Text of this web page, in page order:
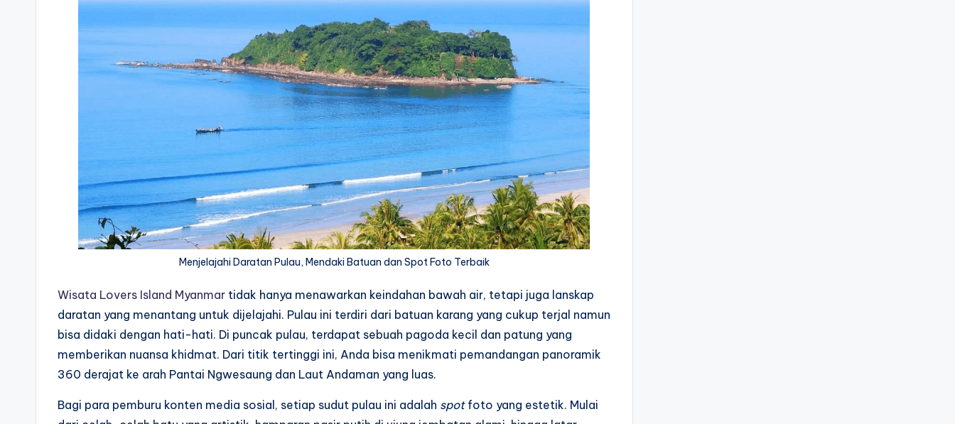
Menjelajahi Daratan Pulau, Mendaki Batuan dan Spot Foto Terbaik
Wisata Lovers Island Myanmar tidak hanya menawarkan keindahan bawah air, tetapi juga lanskap
daratan yang menantang untuk dijelajahi. Pulau ini terdiri dari batuan karang yang cukup terjal namun
bisa didaki dengan hati-hati. Di puncak pulau, terdapat sebuah pagoda kecil dan patung yang
memberikan nuansa khidmat. Dari titik tertinggi ini, Anda bisa menikmati pemandangan panoramik
360 derajat ke arah Pantai Ngwesaung dan Laut Andaman yang luas.
Bagi para pemburu konten media sosial, setiap sudut pulau ini adalah spotfoto yang estetik. Mulai